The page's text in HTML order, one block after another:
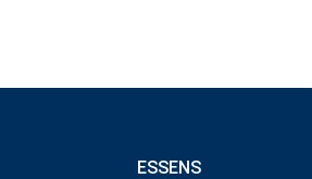
ESSENS